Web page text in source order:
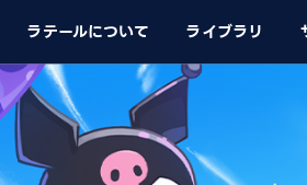
ラテールについて ライブラリ